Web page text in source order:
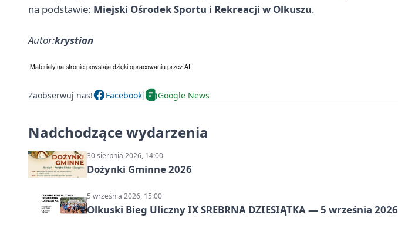
na podstawie: Miejski Ośrodek Sportu i Rekreacji w Olkuszu.
Autor:krystian
Zaobserwuj nas! Facebook Google News
Nadchodzące wydarzenia
30 sierpnia 2026, 14:00
Dożynki Gminne 2026
5 września 2026, 15:00
Olkuski Bieg Uliczny IX SREBRNA DZIESIĄTKA — 5 września 2026